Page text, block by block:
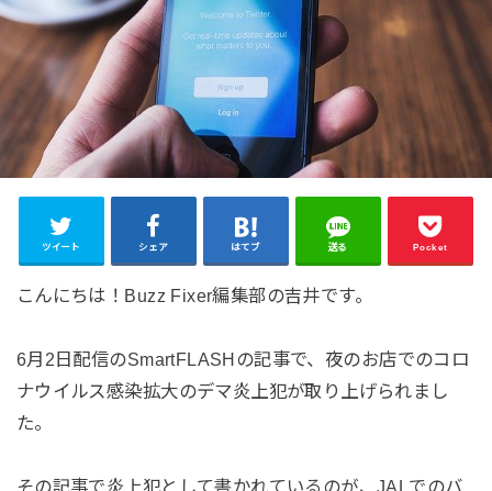
ツイート シェア はてブ 送る Pocket
こんにちは！Buzz Fixer編集部の吉井です。
6月2日配信のSmartFLASHの記事で、夜のお店でのコロ
ナウイルス感染拡大のデマ炎上犯が取り上げられまし
た。
その記事で炎上犯として書かれているのが、JALでのバ